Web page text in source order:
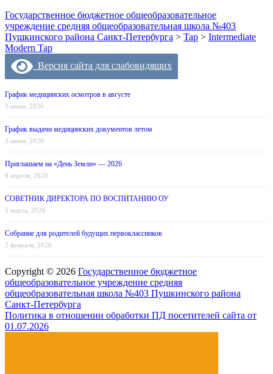
Государственное бюджетное общеобразовательное
учреждение средняя общеобразовательная школа №403
Пушкинского района Санкт-Петербурга > Tap > Intermediate
Modern Tap
Версия сайта для слабовидящих
График медицинских осмотров в августе
3 июня, 2026
График выдачи медицинских документов летом
3 июня, 2026
Приглашаем на «День Земли» — 2026
8 апреля, 2026
СОВЕТНИК ДИРЕКТОРА ПО ВОСПИТАНИЮ ОУ
5 марта, 2026
Собрание для родителей будущих первоклассников
2 февраля, 2026
Copyright © 2026 Государственное бюджетное
общеобразовательное учреждение средняя
общеобразовательная школа №403 Пушкинского района
Санкт-Петербурга
Политика в отношении обработки ПД посетителей сайта от
01.07.2026